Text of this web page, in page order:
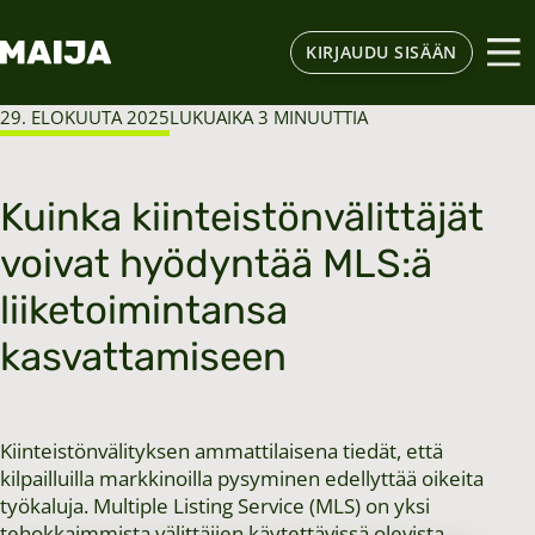
KIRJAUDU SISÄÄN
29. ELOKUUTA 2025LUKUAIKA 3 MINUUTTIA
Kuinka kiinteistönvälittäjät
voivat hyödyntää MLS:ä
liiketoimintansa
kasvattamiseen
Kiinteistönvälityksen ammattilaisena tiedät, että
kilpailluilla markkinoilla pysyminen edellyttää oikeita
työkaluja. Multiple Listing Service (MLS) on yksi